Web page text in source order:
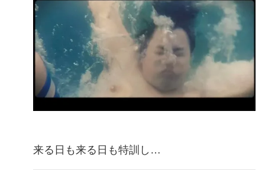
来る日も来る日も特訓し…